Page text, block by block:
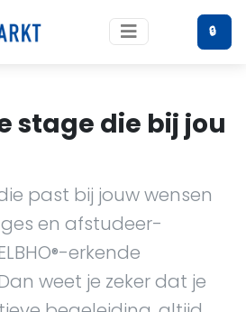
🔒
stage die bij jou
past bij jouw wensen
en afstudeer-
®-erkende
weet je zeker dat je